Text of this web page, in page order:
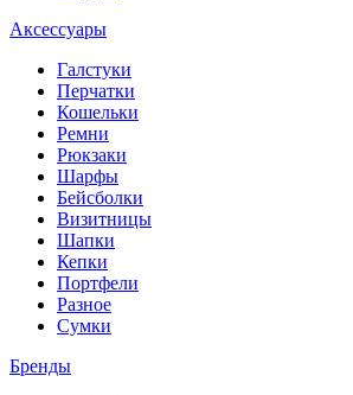
Аксессуары
Галстуки
Перчатки
Кошельки
Ремни
Рюкзаки
Шарфы
Бейсболки
Визитницы
Шапки
Кепки
Портфели
Разное
Сумки
Бренды